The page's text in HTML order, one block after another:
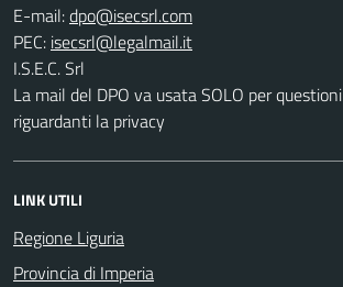
E-mail:
PEC:
I.S.E.C. Srl
La mail del DPO va usata SOLO per questioni
riguardanti la privacy
LINK UTILI
Regione Liguria
Provincia di Imperia